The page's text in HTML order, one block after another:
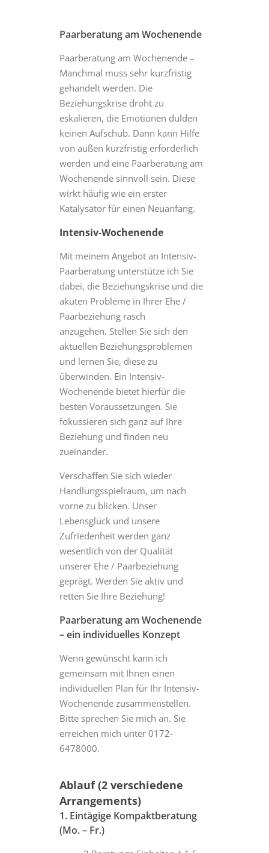
Paarberatung am Wochenende
Paarberatung am Wochenende –
Manchmal muss sehr kurzfristig
gehandelt werden. Die
Beziehungskrise droht zu
eskalieren, die Emotionen dulden
keinen Aufschub. Dann kann Hilfe
von außen kurzfristig erforderlich
werden und eine Paarberatung am
Wochenende sinnvoll sein. Diese
wirkt häufig wie ein erster
Katalysator für einen Neuanfang.
Intensiv-Wochenende
Mit meinem Angebot an Intensiv-
Paarberatung unterstütze ich Sie
dabei, die Beziehungskrise und die
akuten Probleme in Ihrer Ehe /
Paarbeziehung rasch
anzugehen. Stellen Sie sich den
aktuellen Beziehungsproblemen
und lernen Sie, diese zu
überwinden. Ein Intensiv-
Wochenende bietet hierfür die
besten Voraussetzungen. Sie
fokussieren sich ganz auf Ihre
Beziehung und finden neu
zueinander.
Verschaffen Sie sich wieder
Handlungsspielraum, um nach
vorne zu blicken. Unser
Lebensglück und unsere
Zufriedenheit werden ganz
wesentlich von der Qualität
unserer Ehe / Paarbeziehung
geprägt. Werden Sie aktiv und
retten Sie Ihre Beziehung!
Paarberatung am Wochenende
– ein individuelles Konzept
Wenn gewünscht kann ich
gemeinsam mit Ihnen einen
individuellen Plan für Ihr Intensiv-
Wochenende zusammenstellen.
Bitte sprechen Sie mich an. Sie
erreichen mich unter 0172-
6478000.
Ablauf (2 verschiedene
Arrangements)
1. Eintägige Kompaktberatung
(Mo. – Fr.)